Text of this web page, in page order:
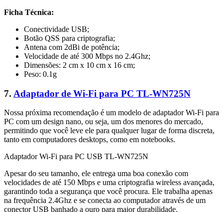
Ficha Técnica:
Conectividade USB;
Botão QSS para criptografia;
Antena com 2dBi de potência;
Velocidade de até 300 Mbps no 2.4Ghz;
Dimensões: 2 cm x 10 cm x 16 cm;
Peso: 0.1g
7. Adaptador de Wi-Fi para PC TL-WN725N
Nossa próxima recomendação é um modelo de adaptador Wi-Fi para
PC com um design nano, ou seja, um dos menores do mercado,
permitindo que você leve ele para qualquer lugar de forma discreta,
tanto em computadores desktops, como em notebooks.
Adaptador Wi-Fi para PC USB TL-WN725N
Apesar do seu tamanho, ele entrega uma boa conexão com
velocidades de até 150 Mbps e uma criptografia wireless avançada,
garantindo toda a segurança que você procura. Ele trabalha apenas
na frequência 2.4Ghz e se conecta ao computador através de um
conector USB banhado a ouro para maior durabilidade.